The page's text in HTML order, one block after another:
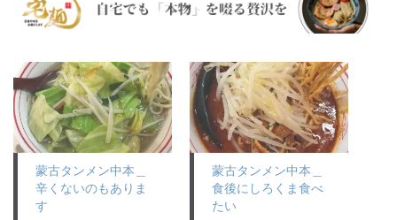
蒙古タンメン中本＿
辛くないのもありま
す
蒙古タンメン中本＿
食後にしろくま食べ
たい